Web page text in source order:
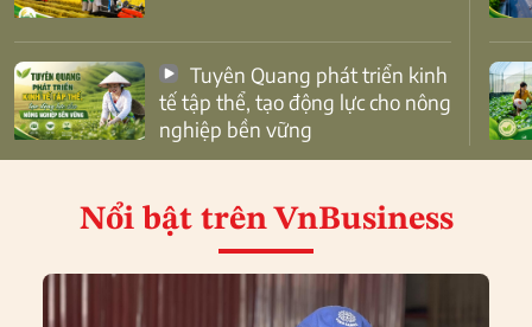
tế tập thể, tạo động lực cho nông
nghiệp bền vững
Nổi bật trên VnBusiness